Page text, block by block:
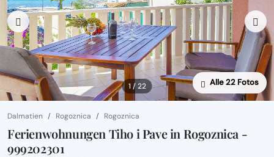
1 / 22 Alle 22 Fotos
Dalmatien Rogoznica Rogoznica
Ferienwohnungen Tiho i Pave in Rogoznica -
999202301